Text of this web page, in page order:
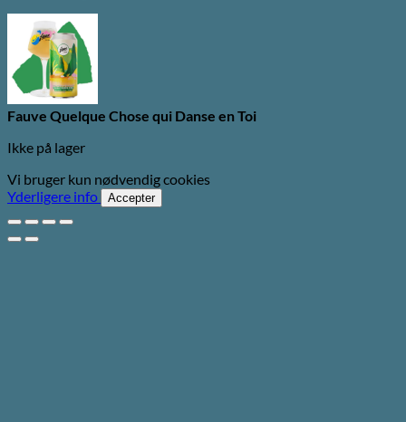
Fauve Quelque Chose qui Danse en Toi
Ikke på lager
Vi bruger kun nødvendig cookies
Yderligere info
Accepter